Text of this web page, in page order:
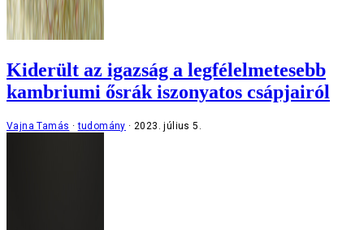
Kiderült az igazság a legfélelmetesebb
kambriumi ősrák iszonyatos csápjairól
Vajna Tamás tudomány 2023. július 5.